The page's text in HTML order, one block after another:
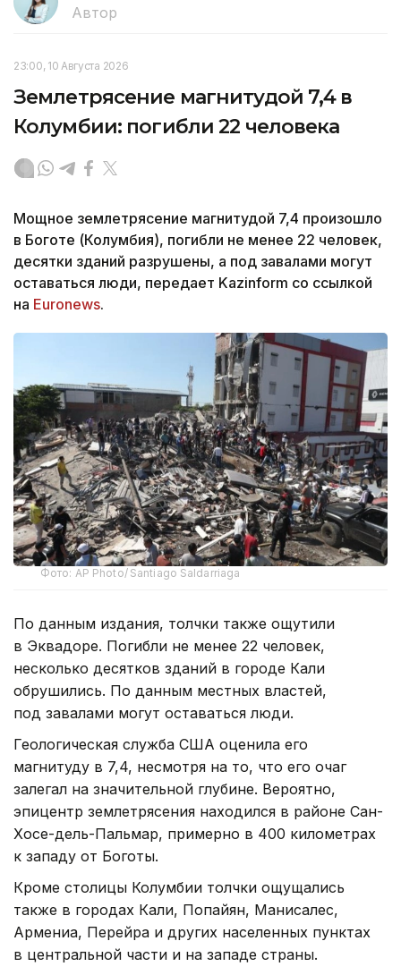
Автор
23:00, 10 Августа 2026
Землетрясение магнитудой 7,4 в
Колумбии: погибли 22 человека
Мощное землетрясение магнитудой 7,4 произошло
в Боготе (Колумбия), погибли не менее 22 человек,
десятки зданий разрушены, а под завалами могут
оставаться люди, передает Kazinform со ссылкой
на Euronews.
Фото: AP Photo/ Santiago Saldarriaga
По данным издания, толчки также ощутили
в Эквадоре. Погибли не менее 22 человек,
несколько десятков зданий в городе Кали
обрушились. По данным местных властей,
под завалами могут оставаться люди.
Геологическая служба США оценила его
магнитуду в 7,4, несмотря на то, что его очаг
залегал на значительной глубине. Вероятно,
эпицентр землетрясения находился в районе Сан-
Хосе-дель-Пальмар, примерно в 400 километрах
к западу от Боготы.
Кроме столицы Колумбии толчки ощущались
также в городах Кали, Попайян, Манисалес,
Армениа, Перейра и других населенных пунктах
в центральной части и на западе страны.